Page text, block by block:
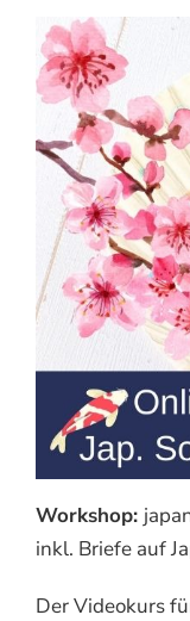
Workshop:
inkl. Briefe auf
Der Videokurs